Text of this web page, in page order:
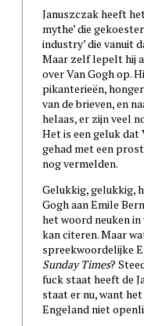
Januszczak heeft
mythe’ die
industry’ die vanuit
Maar zelf lepelt hij
over Van Gogh op.
pikanterieën,
van de brieven, en
helaas, er zijn veel
Het is een geluk dat
gehad met een
nog vermelden.
Gelukkig, gelukkig,
Gogh aan Emile
het woord neuken
kan citeren. Maar
spreekwoordelijke
Sunday Times?
fuck staat heeft de
staat er nu, want
Engeland niet